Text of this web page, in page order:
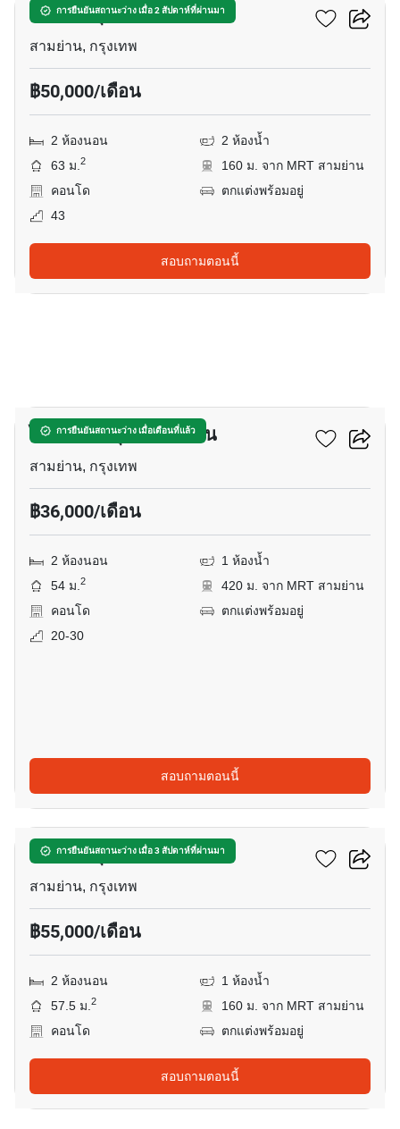
การยืนยันสถานะว่าง เมื่อ 2 สัปดาห์ที่ผ่านมา
แอชตัน จุฬา - สีลม
สามย่าน, กรุงเทพ
฿50,000/เดือน
2 ห้องนอน
2 ห้องน้ำ
63 ม.2
160 ม. จาก MRT สามย่าน
คอนโด
ตกแต่งพร้อมอยู่
43
สอบถามตอนนี้
การยืนยันสถานะว่าง เมื่อเดือนที่แล้ว
ไอดีโอ คิว จุฬา-สามย่าน
สามย่าน, กรุงเทพ
฿36,000/เดือน
2 ห้องนอน
1 ห้องน้ำ
54 ม.2
420 ม. จาก MRT สามย่าน
คอนโด
ตกแต่งพร้อมอยู่
20-30
สอบถามตอนนี้
การยืนยันสถานะว่าง เมื่อ 3 สัปดาห์ที่ผ่านมา
4
แอชตัน จุฬา - สีลม
สามย่าน, กรุงเทพ
฿55,000/เดือน
2 ห้องนอน
1 ห้องน้ำ
57.5 ม.2
160 ม. จาก MRT สามย่าน
คอนโด
ตกแต่งพร้อมอยู่
สอบถามตอนนี้